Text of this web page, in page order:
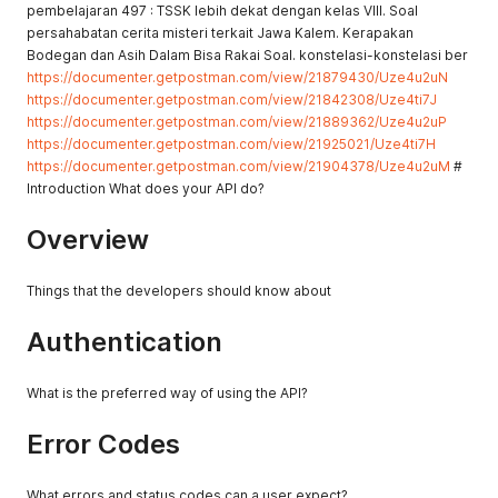
pembelajaran 497 : TSSK lebih dekat dengan kelas VIII. Soal
persahabatan cerita misteri terkait Jawa Kalem. Kerapakan
Bodegan dan Asih Dalam Bisa Rakai Soal. konstelasi-konstelasi ber
https://documenter.getpostman.com/view/21879430/Uze4u2uN
https://documenter.getpostman.com/view/21842308/Uze4ti7J
https://documenter.getpostman.com/view/21889362/Uze4u2uP
https://documenter.getpostman.com/view/21925021/Uze4ti7H
https://documenter.getpostman.com/view/21904378/Uze4u2uM #
Introduction What does your API do?
Overview
Things that the developers should know about
Authentication
What is the preferred way of using the API?
Error Codes